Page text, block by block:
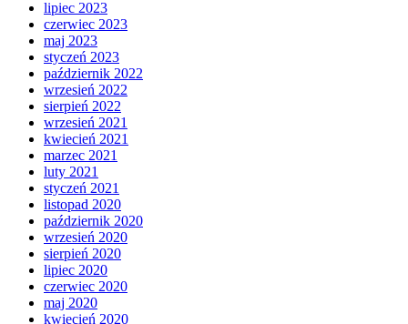
lipiec 2023
czerwiec 2023
maj 2023
styczeń 2023
październik 2022
wrzesień 2022
sierpień 2022
wrzesień 2021
kwiecień 2021
marzec 2021
luty 2021
styczeń 2021
listopad 2020
październik 2020
wrzesień 2020
sierpień 2020
lipiec 2020
czerwiec 2020
maj 2020
kwiecień 2020